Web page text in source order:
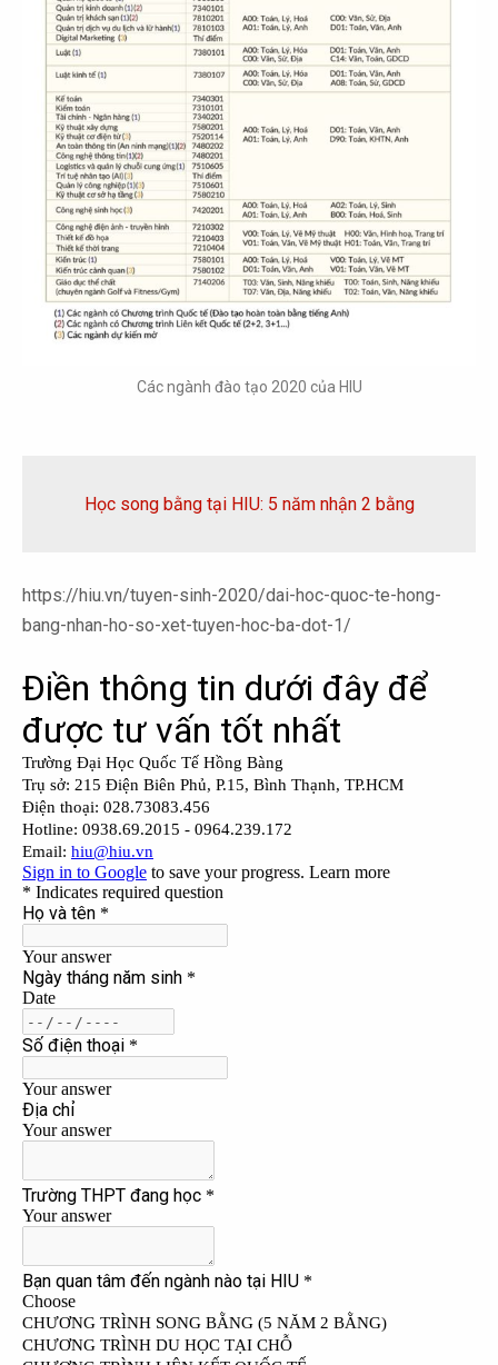
Các ngành đào tạo 2020 của HIU
Học song bằng tại HIU: 5 năm nhận 2 bằng
https://hiu.vn/tuyen-sinh-2020/dai-hoc-quoc-te-hong-
bang-nhan-ho-so-xet-tuyen-hoc-ba-dot-1/